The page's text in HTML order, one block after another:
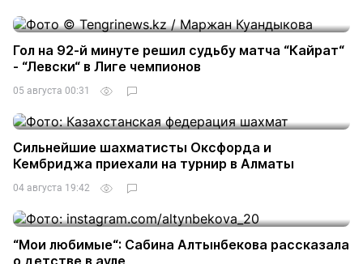
Гол на 92-й минуте решил судьбу матча “Кайрат“
- “Левски“ в Лиге чемпионов
05 августа 00:31
Сильнейшие шахматисты Оксфорда и
Кембриджа приехали на турнир в Алматы
04 августа 19:42
“Мои любимые“: Сабина Алтынбекова рассказала
о детстве в ауле